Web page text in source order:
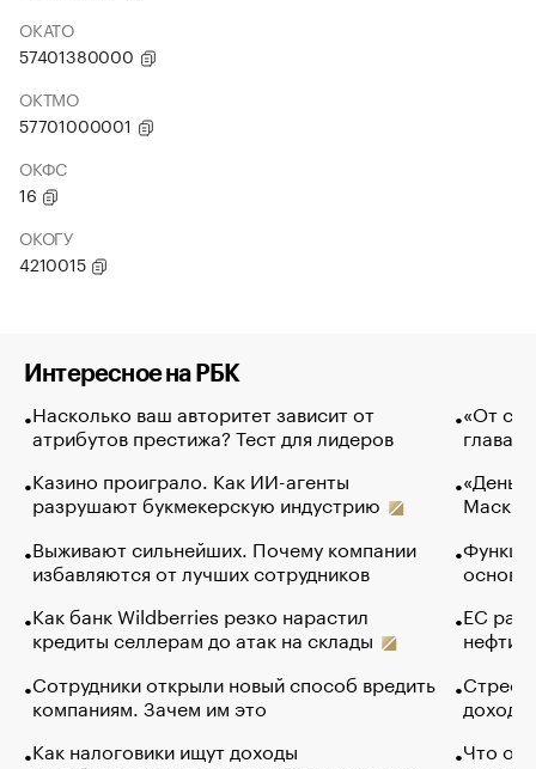
ОКАТО
57401380000
ОКТМО
57701000001
ОКФС
16
ОКОГУ
4210015
Интересное на РБК
Насколько ваш авторитет зависит от
атрибутов престижа? Тест для лидеров
Казино проиграло. Как ИИ-агенты
разрушают букмекерскую индустрию
Выживают сильнейших. Почему компании
избавляются от лучших сотрудников
Как банк Wildberries резко нарастил
кредиты селлерам до атак на склады
Сотрудники открыли новый способ вредить
компаниям. Зачем им это
Как налоговики ищут доходы
«От
глава
Маск в
основ
ЕС
нефти
Что